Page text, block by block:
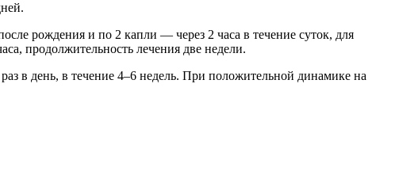
рождения и по 2 капли — через 2 часа в течение суток, для
продолжительность лечения две недели.
в день, в течение 4–6 недель. При положительной динамике на